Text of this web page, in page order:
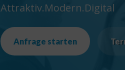
Attraktiv.Modern.Digital
Anfrage starten